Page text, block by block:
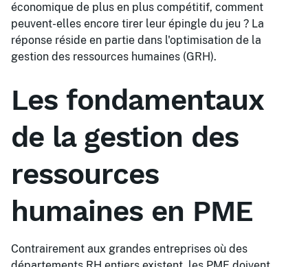
économique de plus en plus compétitif, comment
peuvent-elles encore tirer leur épingle du jeu ? La
réponse réside en partie dans l'optimisation de la
gestion des ressources humaines (GRH).
Les fondamentaux
de la gestion des
ressources
humaines en PME
Contrairement aux grandes entreprises où des